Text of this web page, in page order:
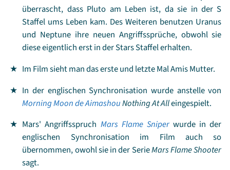
überrascht, dass Pluto am Leben ist, da sie in der S
Staffel ums Leben kam. Des Weiteren benutzen Uranus
und Neptune ihre neuen Angriffssprüche, obwohl sie
diese eigentlich erst in der Stars Staffel erhalten.
Im Film sieht man das erste und letzte Mal Amis Mutter.
In der englischen Synchronisation wurde anstelle von
Morning Moon de AimashouNothing At Alleingespielt.
Mars' Angriffsspruch Mars Flame Sniperwurde in der
englischen Synchronisation im Film auch so
übernommen, owohl sie in der SerieMars Flame Shooter
sagt.